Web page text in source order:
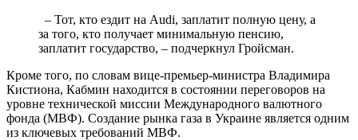
– Тот, кто ездит на Audi, заплатит полную цену, а
за того, кто получает минимальную пенсию,
заплатит государство, – подчеркнул Гройсман.
Кроме того, по словам вице-премьер-министра Владимира
Кистиона, Кабмин находится в состоянии переговоров на
уровне технической миссии Международного валютного
фонда (МВФ). Создание рынка газа в Украине является одним
из ключевых требований МВФ.